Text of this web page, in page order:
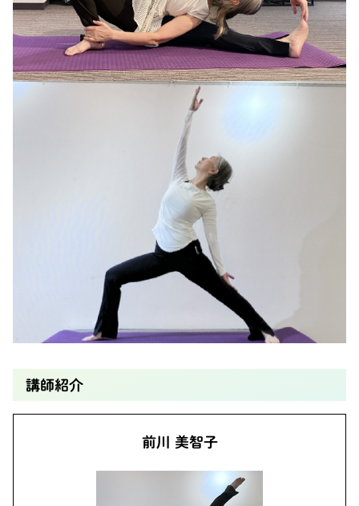
講師紹介
前川 美智子